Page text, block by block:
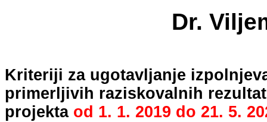
Dr.
Kriteriji za ugotavljanje
primerljivih raziskovalnih
projekta od 1. 1. 2019 do 21. 5.